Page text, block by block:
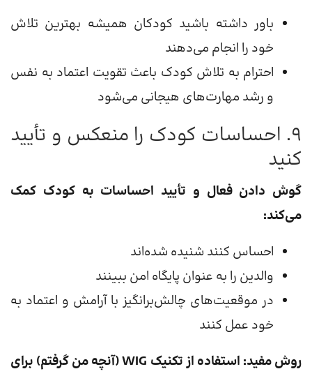
باور داشته باشید کودکان همیشه بهترین تلاش
خود را انجام می‌دهند
احترام به تلاش کودک باعث تقویت اعتماد به نفس
و رشد مهارت‌های هیجانی می‌شود
۹. احساسات کودک را منعکس و تأیید
کنید
گوش دادن فعال و تأیید احساسات به کودک کمک
می‌کند:
احساس کنند شنیده شده‌اند
والدین را به عنوان پایگاه امن ببینند
در موقعیت‌های چالش‌برانگیز با آرامش و اعتماد به
خود عمل کنند
روش مفید: استفاده از تکنیک WIG (آنچه من گرفتم) برای